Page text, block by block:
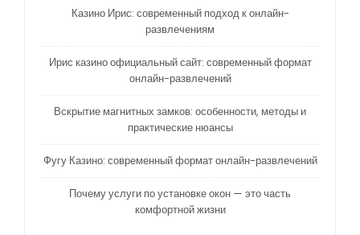
Казино Ирис: современный подход к онлайн-
развлечениям
Ирис казино официальный сайт: современный формат
онлайн-развлечений
Вскрытие магнитных замков: особенности, методы и
практические нюансы
Фугу Казино: современный формат онлайн-развлечений
Почему услуги по установке окон — это часть
комфортной жизни